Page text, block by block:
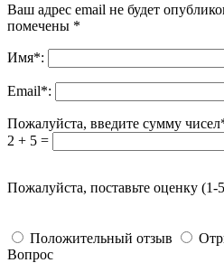
Ваш адрес email не будет
помечены *
Имя*:
Email*:
Пожалуйста, введите сумму
2 + 5 =
Пожалуйста, поставьте оценку (1-
Положительный отзыв
Вопрос